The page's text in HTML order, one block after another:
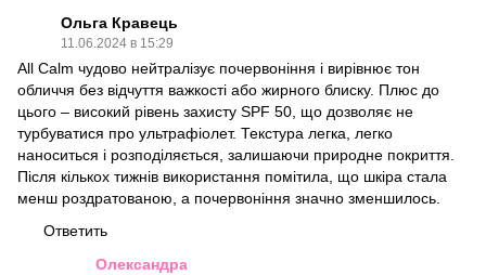
Ольга Кравець
11.06.2024 в 15:29
All Calm чудово нейтралізує почервоніння і вирівнює тон
обличчя без відчуття важкості або жирного блиску. Плюс до
цього – високий рівень захисту SPF 50, що дозволяє не
турбуватися про ультрафіолет. Текстура легка, легко
наноситься і розподіляється, залишаючи природне покриття.
Після кількох тижнів використання помітила, що шкіра стала
менш роздратованою, а почервоніння значно зменшилось.
Ответить
Олександра